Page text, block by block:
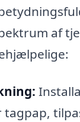
af
tagpap,